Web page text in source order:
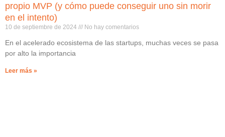
propio MVP (y cómo puede conseguir uno sin morir
en el intento)
10 de septiembre de 2024 No hay comentarios
En el acelerado ecosistema de las startups, muchas veces se pasa
por alto la importancia
Leer más »